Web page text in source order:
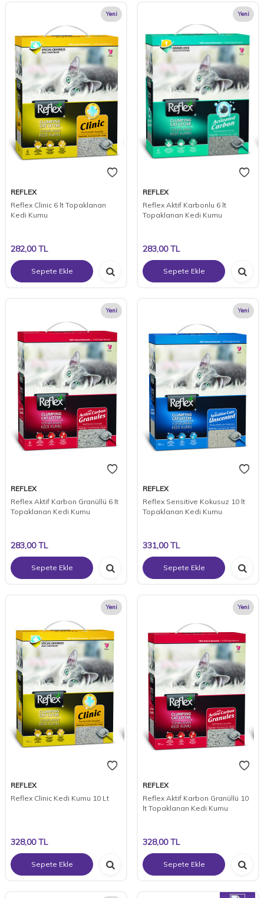
Yeni
REFLEX
Reflex Clinic 6 lt Topaklanan
Kedi Kumu
282,00TL
Sepete Ekle
Yeni
REFLEX
Reflex Aktif Karbonlu 6 lt
Topaklanan Kedi Kumu
283,00TL
Sepete Ekle
Yeni
REFLEX
Reflex Aktif Karbon Granüllü 6 lt
Topaklanan Kedi Kumu
283,00TL
Sepete Ekle
Yeni
REFLEX
Reflex Sensitive Kokusuz 10 lt
Topaklanan Kedi Kumu
331,00TL
Sepete Ekle
Yeni
REFLEX
Reflex Clinic Kedi Kumu 10 Lt
328,00TL
Sepete Ekle
Yeni
REFLEX
Reflex Aktif Karbon Granüllü 10
lt Topaklanan Kedi Kumu
328,00TL
Sepete Ekle